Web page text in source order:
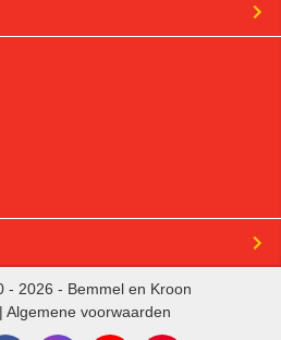
- 2026 - Bemmel en Kroon
| Algemene voorwaarden